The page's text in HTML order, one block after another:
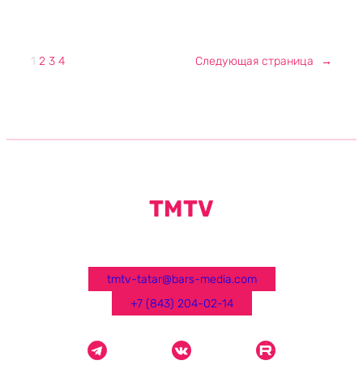
1 2 3 4 Следующая страница →
TMTV
tmtv-tatar@bars-media.com
+7 (843) 204-02-14